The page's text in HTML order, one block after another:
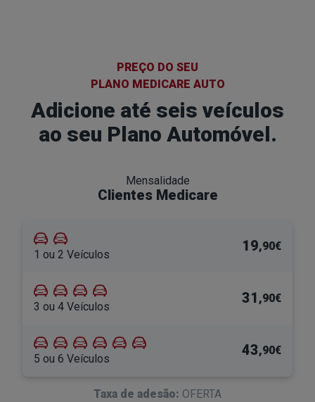
PREÇO DO SEU
PLANO MEDICARE AUTO
Adicione até seis veículos
ao seu Plano Automóvel.
Mensalidade
Clientes Medicare
1 ou 2 Veículos
19,90€
3 ou 4 Veículos
31 ,90€
5 ou 6 Veículos
43,90€
Taxa de adesão: OFERTA